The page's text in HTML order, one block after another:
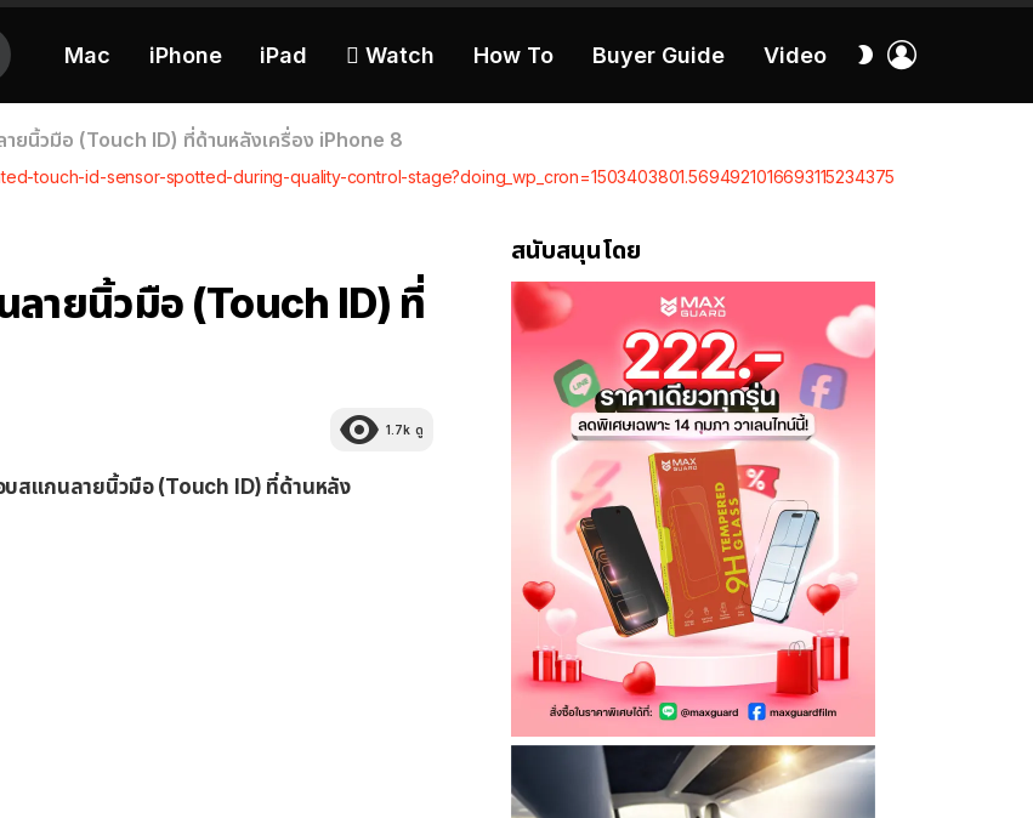
Mac iPhone iPad  Watch How To Buyer Guide Video
สลับ
ยนิ้วมือ (Touch ID) ที่ด้านหลังเครื่อง iPhone 8
touch-id-sensor-spotted-during-quality-control-stage?doing_wp_cron=1503403801.5694921016693115234375
ลายนิ้วมือ (Touch ID) ที่
1.7k ดู
บสแกนลายนิ้วมือ (Touch ID) ที่ด้านหลัง
สนับสนุนโดย